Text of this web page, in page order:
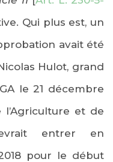
Qui plus est, un
avait été
Hulot, grand
le21 décembre
et de
entrer en
pour le début